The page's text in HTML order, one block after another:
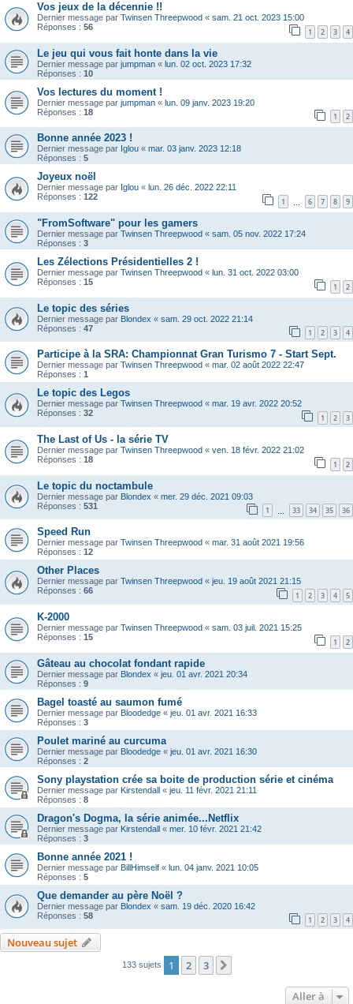
Vos jeux de la décennie !!
Dernier message par Twinsen Threepwood « sam. 21 oct. 2023 15:00
Réponses : 56 1 2 3 4
Le jeu qui vous fait honte dans la vie
Dernier message par jumpman « lun. 02 oct. 2023 17:32
Réponses : 10
Vos lectures du moment !
Dernier message par jumpman « lun. 09 janv. 2023 19:20
Réponses : 18 1 2
Bonne année 2023 !
Dernier message par Iglou « mar. 03 janv. 2023 12:18
Réponses : 5
Joyeux noël
Dernier message par Iglou « lun. 26 déc. 2022 22:11
Réponses : 122 1 6 7 8 9
"FromSoftware" pour les gamers
Dernier message par Twinsen Threepwood « sam. 05 nov. 2022 17:24
Réponses : 3
Les Zélections Présidentielles 2 !
Dernier message par Twinsen Threepwood « lun. 31 oct. 2022 03:00
Réponses : 15 1 2
Le topic des séries
Dernier message par Blondex « sam. 29 oct. 2022 21:14
Réponses : 47 1 2 3 4
Participe à la SRA: Championnat Gran Turismo 7 - Start Sept.
Dernier message par Twinsen Threepwood « mar. 02 août 2022 22:47
Réponses : 1
Le topic des Legos
Dernier message par Twinsen Threepwood « mar. 19 avr. 2022 20:52
Réponses : 32 1 2 3
The Last of Us - la série TV
Dernier message par Twinsen Threepwood « ven. 18 févr. 2022 21:02
Réponses : 18 1 2
Le topic du noctambule
Dernier message par Blondex « mer. 29 déc. 2021 09:03
Réponses : 531 1 33 34 35 36
Speed Run
Dernier message par Twinsen Threepwood « mar. 31 août 2021 19:56
Réponses : 12
Other Places
Dernier message par Twinsen Threepwood « jeu. 19 août 2021 21:15
Réponses : 66 1 2 3 4 5
K-2000
Dernier message par Twinsen Threepwood « sam. 03 juil. 2021 15:25
Réponses : 15 1 2
Gâteau au chocolat fondant rapide
Dernier message par Blondex « jeu. 01 avr. 2021 20:34
Réponses : 9
Bagel toasté au saumon fumé
Dernier message par Bloodedge « jeu. 01 avr. 2021 16:33
Réponses : 3
Poulet mariné au curcuma
Dernier message par Bloodedge « jeu. 01 avr. 2021 16:30
Réponses : 2
Sony playstation crée sa boite de production série et cinéma
Dernier message par Kirstendall « jeu. 11 févr. 2021 21:11
Réponses : 8
Dragon's Dogma, la série animée...Netflix
Dernier message par Kirstendall « mer. 10 févr. 2021 21:42
Réponses : 3
Bonne année 2021 !
Dernier message par BillHimself « lun. 04 janv. 2021 10:05
Réponses : 5
Que demander au père Noël ?
Dernier message par Blondex « sam. 19 déc. 2020 16:42
Réponses : 58 1 2 3 4
Nouveau sujet
133 sujets 1 2 3
Aller à